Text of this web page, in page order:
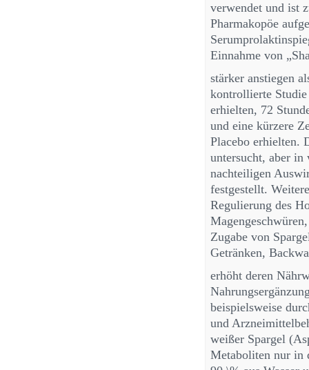
verwendet und ist
Pharmakopöe
Einnahme von
stärker anstiegen
kontrollierte Studie
erhielten, 72
und eine kürzere
Placebo erhielten.
untersucht, aber
nachteiligen
festgestellt.
Regulierung des
Zugabe von
Getränken,
erhöht deren
beispielsweise
und
weißer Spargel
Metaboliten nur in